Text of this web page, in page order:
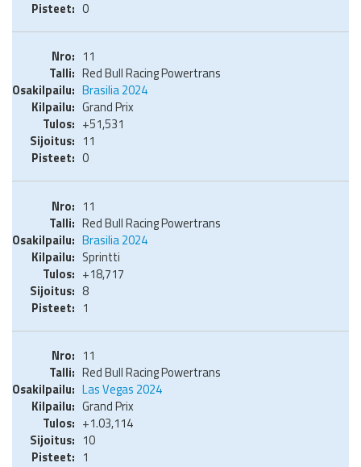
0
11
Red Bull Racing Powertrans
Brasilia 2024
Grand Prix
+51,531
11
0
11
Red Bull Racing Powertrans
Brasilia 2024
Sprintti
+18,717
8
1
11
Red Bull Racing Powertrans
Las Vegas 2024
Grand Prix
+1.03,114
10
1